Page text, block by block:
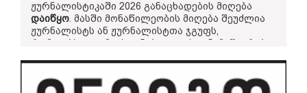
ჟურნალისტიკაში 2026 განაცხადების მიღება
დაიწყო . მასში მონაწილეობის მიღება შეუძლია
ჟურნალისტს ან ჟურნალისტთა ჯგუფს,
რომლებსაც გამოქვეყნებული აქვთ ნამუშევრები
2026 წლის 25 სექტემბრის ჩათვლით პერიოდში.